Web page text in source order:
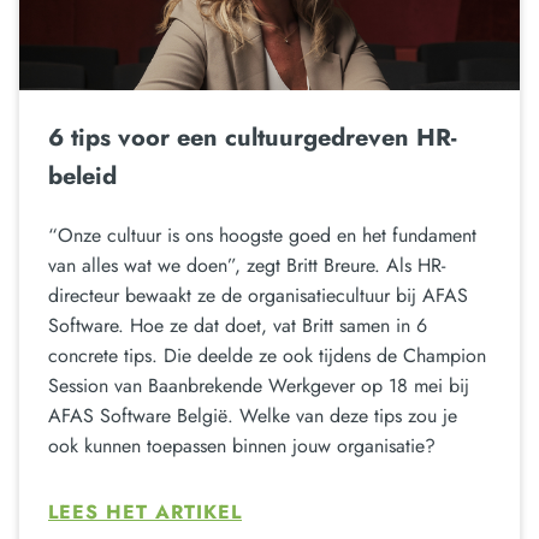
6 tips voor een cultuurgedreven HR-
beleid
“Onze cultuur is ons hoogste goed en het fundament
van alles wat we doen”, zegt Britt Breure. Als HR-
directeur bewaakt ze de organisatiecultuur bij AFAS
Software. Hoe ze dat doet, vat Britt samen in 6
concrete tips. Die deelde ze ook tijdens de Champion
Session van Baanbrekende Werkgever op 18 mei bij
AFAS Software België. Welke van deze tips zou je
ook kunnen toepassen binnen jouw organisatie?
LEES HET ARTIKEL